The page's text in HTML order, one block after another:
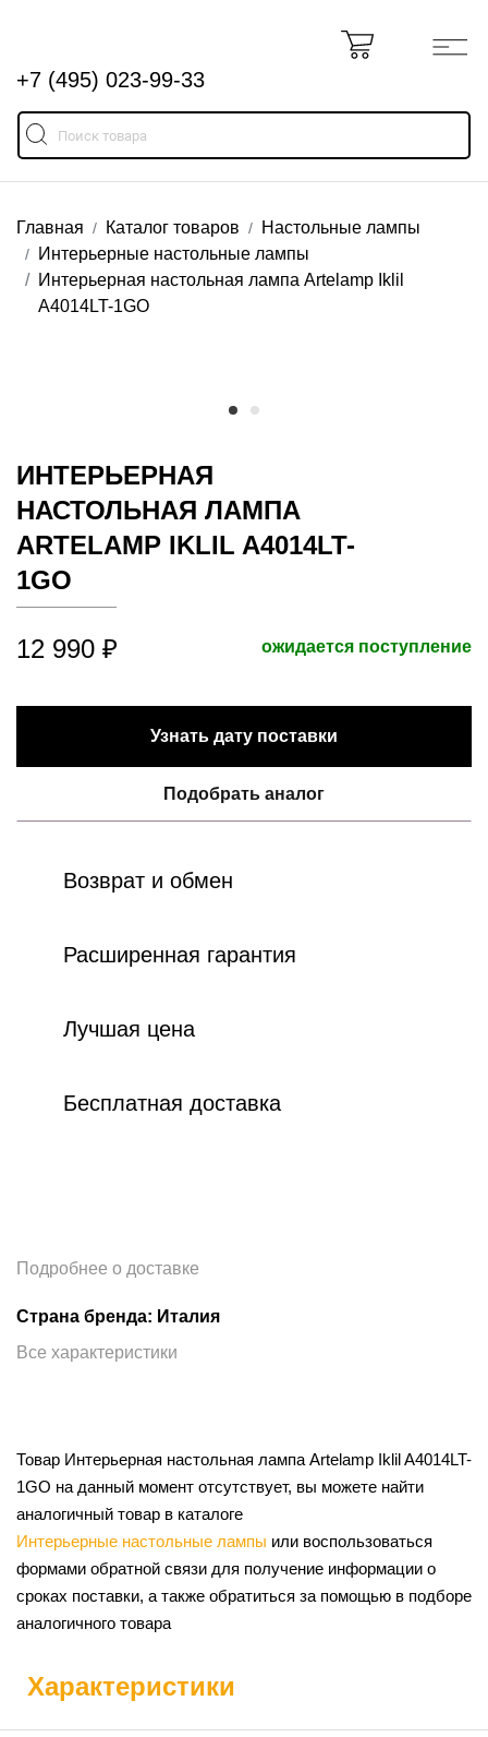
+7 (495) 023-99-33
Главная Каталог товаров
Настольные лампы
Интерьерные настольные лампы
Интерьерная настольная лампа Artelamp Iklil
A4014LT-1GO
ИНТЕРЬЕРНАЯ
НАСТОЛЬНАЯ ЛАМПА
ARTELAMP IKLIL A4014LT-
1GO
12 990 ₽ ожидается поступление
Узнать дату поставки
Подобрать аналог
Возврат и обмен
Расширенная гарантия
Лучшая цена
Бесплатная доставка
Подробнее о доставке
Страна бренда: Италия
Все характеристики
Товар Интерьерная настольная лампа Artelamp Iklil A4014LT-
1GO на данный момент отсутствует, вы можете найти
аналогичный товар в каталоге
Интерьерные настольные лампы или воспользоваться
формами обратной связи для получение информации о
сроках поставки, а также обратиться за помощью в подборе
аналогичного товара
Характеристики